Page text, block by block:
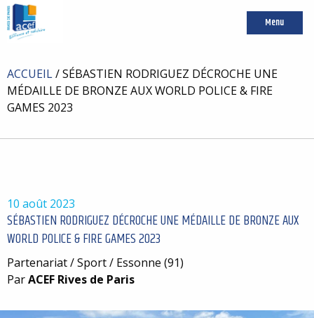
Menu
ACCUEIL/SÉBASTIEN RODRIGUEZ DÉCROCHE UNE
MÉDAILLE DE BRONZE AUX WORLD POLICE & FIRE
GAMES 2023
10 août 2023
SÉBASTIEN RODRIGUEZ DÉCROCHE UNE MÉDAILLE DE BRONZE AUX
WORLD POLICE & FIRE GAMES 2023
Partenariat / Sport / Essonne (91)
ParACEF Rives de Paris